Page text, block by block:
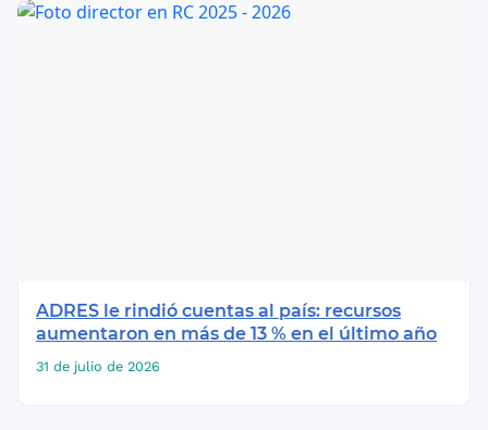
ADRES le rindió cuentas al país: recursos
aumentaron en más de 13 % en el último año
31 de julio de 2026